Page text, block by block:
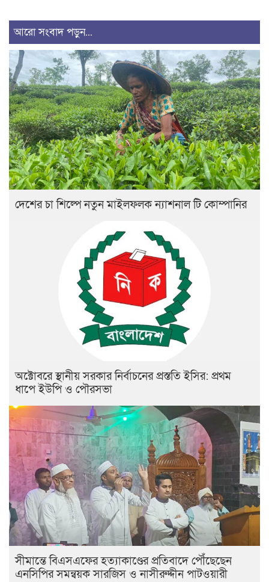
আরো সংবাদ পড়ুন...
দেশের চা শিল্পে নতুন মাইলফলক ন্যাশনাল টি কোম্পানির
অক্টোবরে স্থানীয় সরকার নির্বাচনের প্রস্ততি ইসির: প্রথম
ধাপে ইউপি ও পৌরসভা
সীমান্তে বিএসএফের হত্যাকাণ্ডের প্রতিবাদে পৌঁছেছেন
এনসিপির সমন্বয়ক সারজিস ও নাসীরুদ্দীন পাটওয়ারী